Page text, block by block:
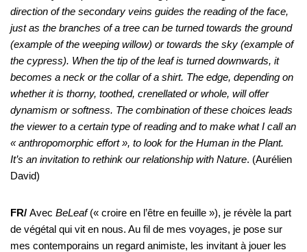
direction of the secondary veins guides the reading of the face,
just as the branches of a tree can be turned towards the ground
(example of the weeping willow) or towards the sky (example of
the cypress). When the tip of the leaf is turned downwards, it
becomes a neck or the collar of a shirt. The edge, depending on
whether it is thorny, toothed, crenellated or whole, will offer
dynamism or softness. The combination of these choices leads
the viewer to a certain type of reading and to make what I call an
« anthropomorphic effort », to look for the Human in the Plant.
It’s an invitation to rethink our relationship with Nature. (Aurélien
David)
FR/ Avec BeLeaf(« croire en l’être en feuille »), je révèle la part
de végétal qui vit en nous. Au fil de mes voyages, je pose sur
mes contemporains un regard animiste, les invitant à jouer les